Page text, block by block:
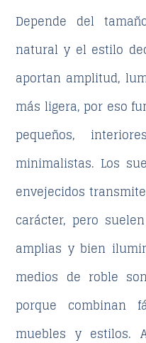
Depende del
natural y el estilo
aportan amplitud,
más ligera, por eso
pequeños,
minimalistas. Los
envejecidos
carácter, pero
amplias y bien
medios de roble
porque combinan
muebles y estilos.